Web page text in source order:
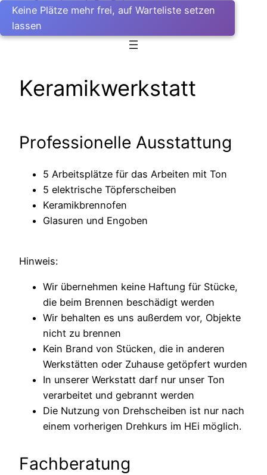
Spenden mit PayPal
Keramikwerkstatt
Professionelle Ausstattung
5 Arbeitsplätze für das Arbeiten mit Ton
5 elektrische Töpferscheiben
Keramikbrennofen
Glasuren und Engoben
Hinweis:
Wir übernehmen keine Haftung für Stücke,
die beim Brennen beschädigt werden
Wir behalten es uns außerdem vor, Objekte
nicht zu brennen
Kein Brand von Stücken, die in anderen
Werkstätten oder Zuhause getöpfert wurden
In unserer Werkstatt darf nur unser Ton
verarbeitet und gebrannt werden
Die Nutzung von Drehscheiben ist nur nach
einem vorherigen Drehkurs im HEi möglich.
Fachberatung
Keine Plätze mehr frei, auf Warteliste setzen
lassen
Keine Plätze mehr frei, auf Warteliste setzen
lassen